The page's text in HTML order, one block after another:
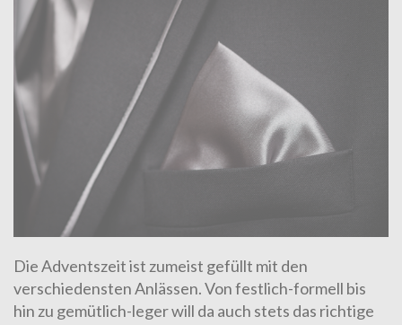
Die Adventszeit ist zumeist gefüllt mit den
verschiedensten Anlässen. Von festlich-formell bis
hin zu gemütlich-leger will da auch stets das richtige